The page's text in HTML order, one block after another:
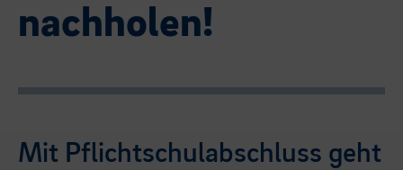
Weitere Sprachen
Öffentliche Auftraggeber
Campus der Lehrlinge
nachholen!
Mit Pflichtschulabschluss geht